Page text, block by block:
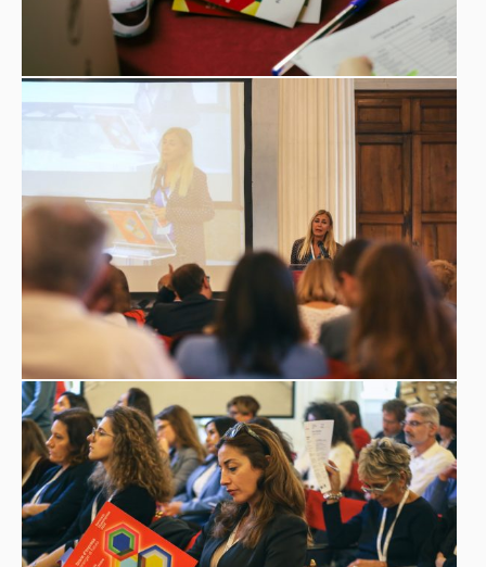
“Nuova definizione di museo” Chiara Squarcina
Area Attività Museali, Fondazione Musei Civici di Venezia
“Musei come identità tangibile dell’impresa”Enrico
Carraro Presidente Confindustria Veneto
“Sviluppo d’impresa fra heritage e Corporate Social
Responsibility: value proposition e innovazione sociale”
Annalisa RossiSoprintendente archivistico e
bibliografico della Lombardia, del Veneto e del Trentino-
Ore 12.00 Case Histories:
Storie di Musei, Archivi, Imprese e Collezioni. “Musei,
Imprese e Formazione: nuovi scenari tra cultura e moda”
Federica Rossi CuratoreMuseo della Calzatura di Villa
Foscarini Rossi,Chiara Squarcina
Dirigente Area Attività